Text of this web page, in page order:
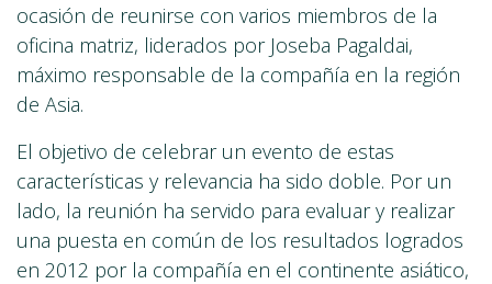
ocasión de reunirse con varios miembros de la
oficina matriz, liderados por Joseba Pagaldai,
máximo responsable de la compañía en la región
de Asia.
El objetivo de celebrar un evento de estas
características y relevancia ha sido doble. Por un
lado, la reunión ha servido para evaluar y realizar
una puesta en común de los resultados logrados
en 2012 por la compañía en el continente asiático,